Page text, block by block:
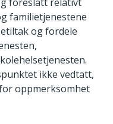
familietjenestene
og fordele
ikke vedtatt,
oppmerksomhet